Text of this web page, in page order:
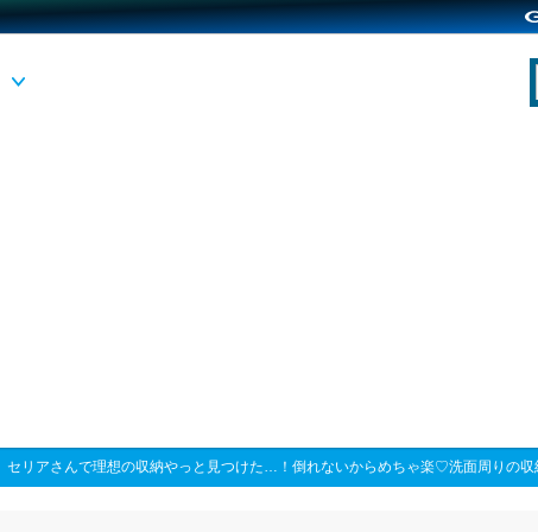
セリアさんで理想の収納やっと見つけた…！倒れないからめちゃ楽♡洗面周りの収